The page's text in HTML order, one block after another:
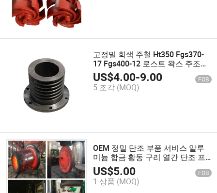
고정밀 회색 주철 Ht350 Fgs370-
17 Fgs400-12 로스트 왁스 주조를
위한 식물 및 비료 기계 클러치 플
레이트 주조 서비스
US$4.00-9.00 FOB
5 조각 (MOQ)
OEM 정밀 단조 부품 서비스 알루
미늄 합금 황동 구리 열간 단조 프
레스 스테인리스 강 금속 단조 부품
US$5.00 FOB
1 상품 (MOQ)